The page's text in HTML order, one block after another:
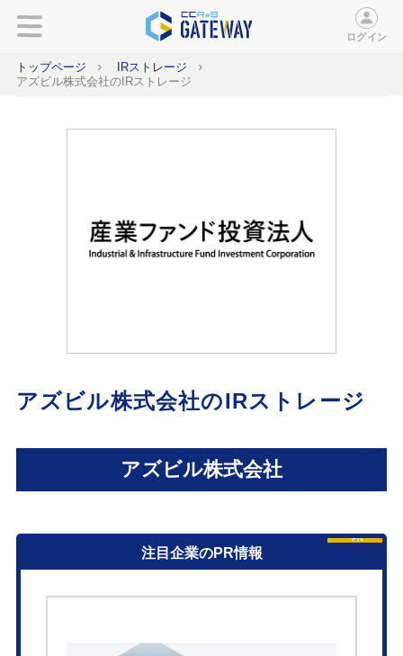
ログイン
トップページ
IRストレージ
アズビル株式会社のIRストレージ
アズビル株式会社のIRストレージ
アズビル株式会社
注目企業のPR情報
PR